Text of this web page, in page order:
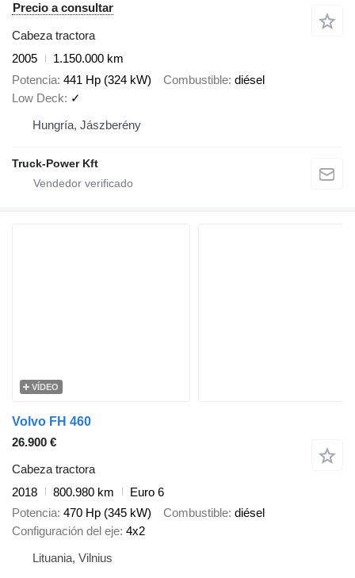
Precio a consultar
Cabeza tractora
2005
1.150.000 km
Potencia 441 Hp (324 kW) Combustible diésel
Low Deck
✓
Hungría, Jászberény
Truck-Power Kft
VÍDEO
Volvo FH 460
26.900 €
Cabeza tractora
2018
800.980 km
Euro 6
Potencia 470 Hp (345 kW) Combustible diésel
Configuración del eje 4x2
Lituania, Vilnius